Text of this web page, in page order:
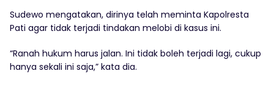
Sudewo mengatakan, dirinya telah meminta Kapolresta
Pati agar tidak terjadi tindakan melobi di kasus ini.
“Ranah hukum harus jalan. Ini tidak boleh terjadi lagi, cukup
hanya sekali ini saja,” kata dia.